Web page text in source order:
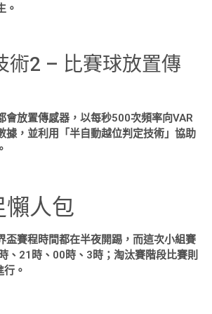
。
術2 – 比賽球放置傳
會放置傳感器，以每秒500次頻率向VAR
據，並利用「半自動越位判定技術」協助
懶人包
盃賽程時間都在半夜開踢，而這次小組賽
、21時、00時、3時；淘汰賽階段比賽則
。